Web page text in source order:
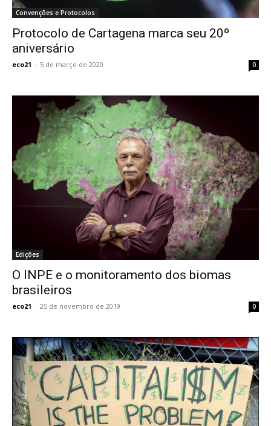
Convenções e Protocolos
Protocolo de Cartagena marca seu 20º
aniversário
eco21 - 5 de março de 2020 0
Edições
O INPE e o monitoramento dos biomas
brasileiros
eco21 - 25 de novembro de 2019 0